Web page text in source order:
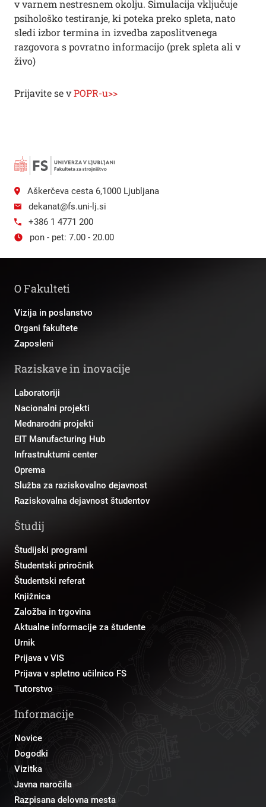
v varnem nestresnem okolju. Simulacija vključuje
psihološko testiranje, ki poteka preko spleta, nato
sledi izbor termina in izvedba zaposlitvenega
razgovora s povratno informacijo (prek spleta ali v
živo)
Prijavite se vPOPR-u>>
Aškerčeva cesta 6,1000 Ljubljana
dekanat@fs.uni-lj.si
+386 1 4771 200
pon - pet: 7.00 - 20.00
O Fakulteti
Vizija in poslanstvo
Organi fakultete
Zaposleni
Raziskave in inovacije
Laboratoriji
Nacionalni projekti
Mednarodni projekti
EIT Manufacturing Hub
Infrastrukturni center
Oprema
Služba za raziskovalno dejavnost
Raziskovalna dejavnost študentov
Študij
Študijski programi
Študentski priročnik
Študentski referat
Knjižnica
Založba in trgovina
Aktualne informacije za študente
Urnik
Prijava v VIS
Prijava v spletno učilnico FS
Tutorstvo
Informacije
Novice
Dogodki
Vizitka
Javna naročila
Razpisana delovna mesta